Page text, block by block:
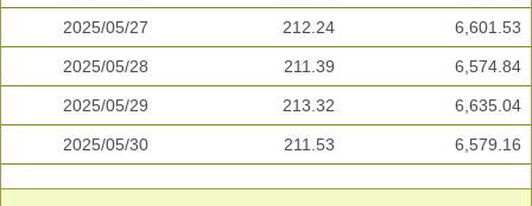
2025/05/27 212.24 6,601.53
2025/05/28 211.39 6,574.84
2025/05/29 213.32 6,635.04
2025/05/30 211.53 6,579.16